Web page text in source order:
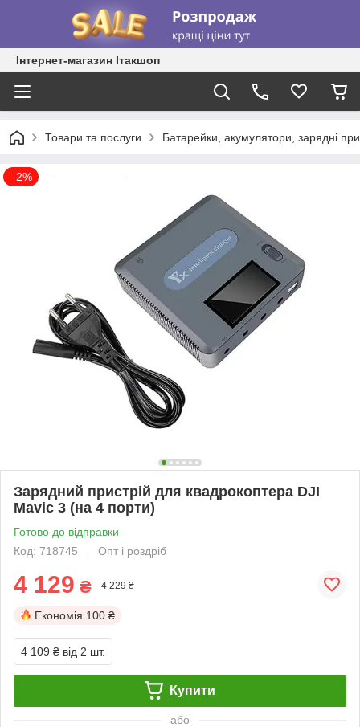
Інтернет-магазин Ітакшоп
Товари та послуги Батарейки, акумулятори, зарядні
–2%
Зарядний пристрій для квадрокоптера DJI
Mavic 3 (на 4 порти)
Готово до відправки
Код: 718745
Опт і роздріб
4 129 ₴ 4 229 ₴
Економія 100 ₴
4 109 ₴ від 2 шт.
Купити
або